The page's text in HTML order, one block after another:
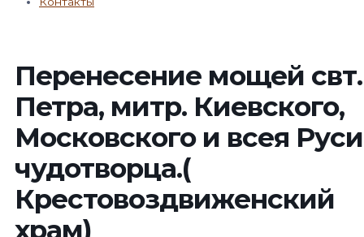
Перенесение мощей свт.
Петра, митр. Киевского,
Московского и всея Руси
чудотворца.(
Крестовоздвиженский
храм)